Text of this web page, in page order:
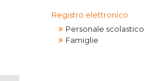
Registro elettronico
Personale scolastico
Famiglie